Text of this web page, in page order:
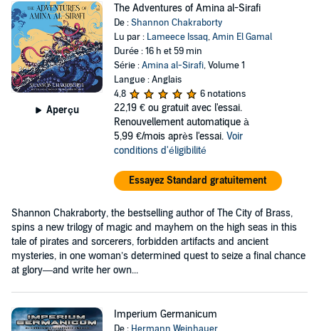
Aperçu
The Adventures of Amina al-Sirafi
De :Shannon Chakraborty
Lu par : Lameece Issaq,Amin El Gamal
Durée : 16 h et 59 min
Série :Amina al-Sirafi, Volume 1
Langue : Anglais
4,8
6 notations
22,19 € ou gratuit avec l'essai.
Renouvellement automatique à
5,99 €/mois après l'essai. Voir
conditions d'éligibilité
Essayez Standard gratuitement
Shannon Chakraborty, the bestselling author of The City of Brass,
spins a new trilogy of magic and mayhem on the high seas in this
tale of pirates and sorcerers, forbidden artifacts and ancient
mysteries, in one woman’s determined quest to seize a final chance
at glory—and write her own...
Imperium Germanicum